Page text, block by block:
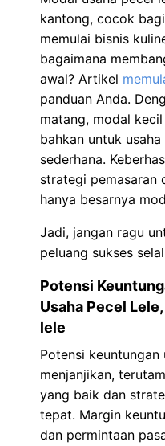
kantong, cocok
memulai bisnis
bagaimana
awal? Artikel
panduan Anda.
matang, modal
bahkan untuk
sederhana.
strategi pemasaran
hanya besarnya
Jadi, jangan ragu
peluang sukses
Potensi
Usaha Pecel
lele
Potensi keuntungan
menjanjikan,
yang baik dan
tepat. Margin
dan permintaan